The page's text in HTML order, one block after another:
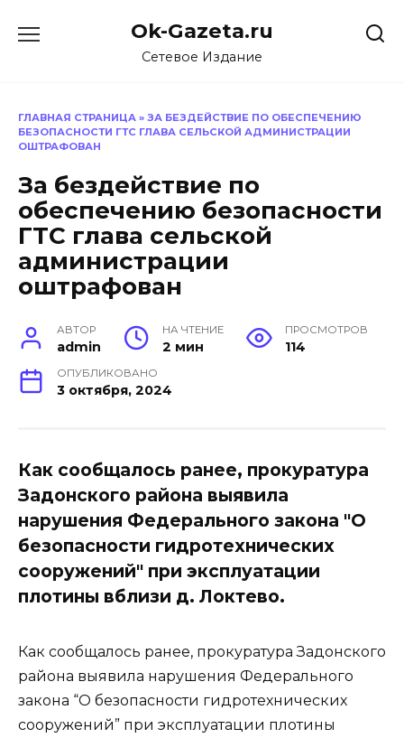
Ok-Gazeta.ru
Сетевое Издание
ГЛАВНАЯ СТРАНИЦА » ЗА БЕЗДЕЙСТВИЕ ПО ОБЕСПЕЧЕНИЮ
БЕЗОПАСНОСТИ ГТС ГЛАВА СЕЛЬСКОЙ АДМИНИСТРАЦИИ
ОШТРАФОВАН
За бездействие по
обеспечению безопасности
ГТС глава сельской
администрации
оштрафован
АВТОР
admin
НА ЧТЕНИЕ
2 мин
ПРОСМОТРОВ
114
ОПУБЛИКОВАНО
3 октября, 2024
Как сообщалось ранее, прокуратура
Задонского района выявила
нарушения Федерального закона "О
безопасности гидротехнических
сооружений" при эксплуатации
плотины вблизи д. Локтево.
Как сообщалось ранее, прокуратура Задонского
района выявила нарушения Федерального
закона “О безопасности гидротехнических
сооружений” при эксплуатации плотины